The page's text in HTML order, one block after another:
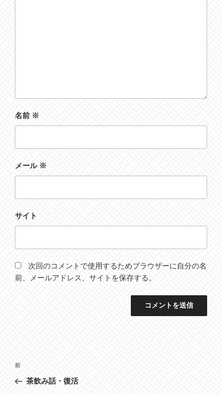
名前※
メール※
サイト
次回のコメントで使用するためブラウザーに自分の名
前、メールアドレス、サイトを保存する。
投
稿
ナ
前
の
投
前
茶飲み話・復活